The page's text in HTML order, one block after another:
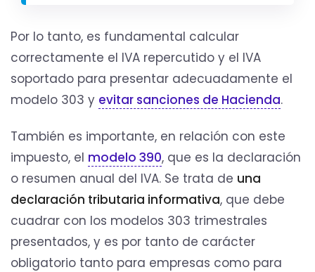
Por lo tanto, es fundamental calcular
correctamente el IVA repercutido y el IVA
soportado para presentar adecuadamente el
modelo 303 y evitar sanciones de Hacienda.
También es importante, en relación con este
impuesto, el modelo 390, que es la declaración
o resumen anual del IVA. Se trata de una
declaración tributaria informativa, que debe
cuadrar con los modelos 303 trimestrales
presentados, y es por tanto de carácter
obligatorio tanto para empresas como para